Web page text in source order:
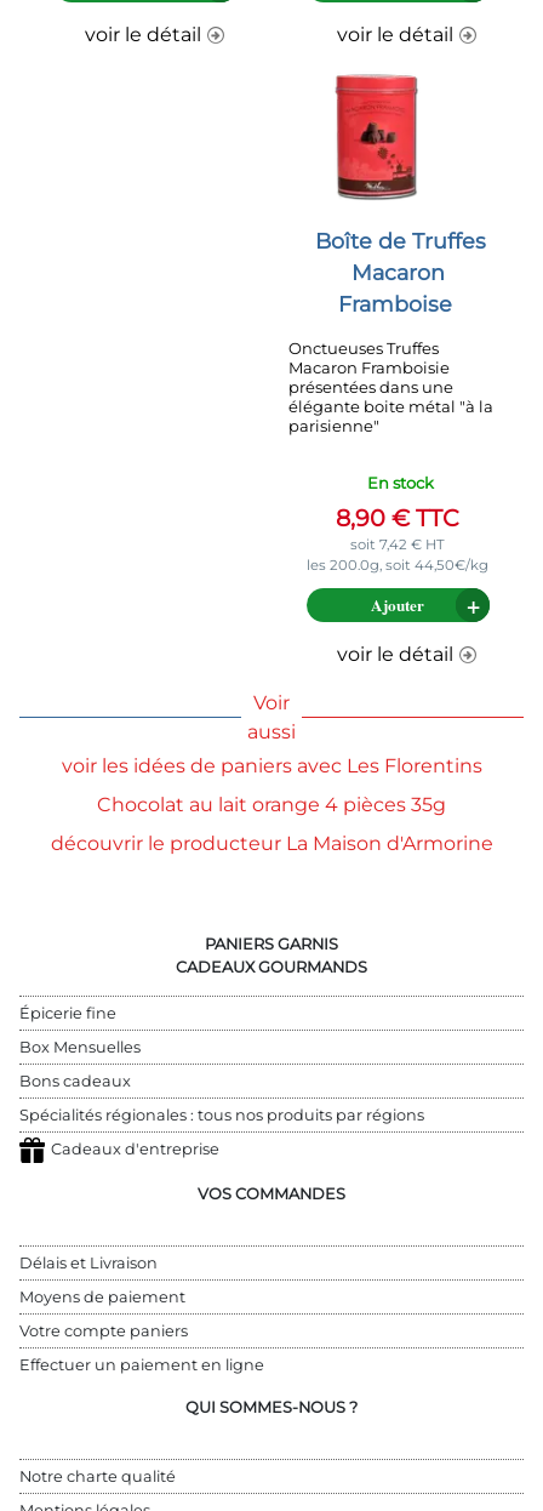
voir le détail voir le détail
Boîte de Truffes
Macaron
Framboise
Onctueuses Truffes
Macaron Framboisie
présentées dans une
élégante boite métal "à la
parisienne"
En stock
8,90 €TTC
soit 7,42 € HT
les 200.0g, soit 44,50€/kg
Ajouter
voir le détail
Voir
aussi
voir les idées de paniers avec Les Florentins
Chocolat au lait orange 4 pièces 35g
découvrir le producteur La Maison d'Armorine
PANIERS GARNIS
CADEAUX GOURMANDS
Épicerie fine
Box Mensuelles
Bons cadeaux
Spécialités régionales : tous nos produits par régions
Cadeaux d'entreprise
VOS COMMANDES
Délais et Livraison
Moyens de paiement
Votre compte paniers
Effectuer un paiement en ligne
QUI SOMMES-NOUS ?
Notre charte qualité